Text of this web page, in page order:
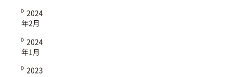
2024
年2月
2024
年1月
2023